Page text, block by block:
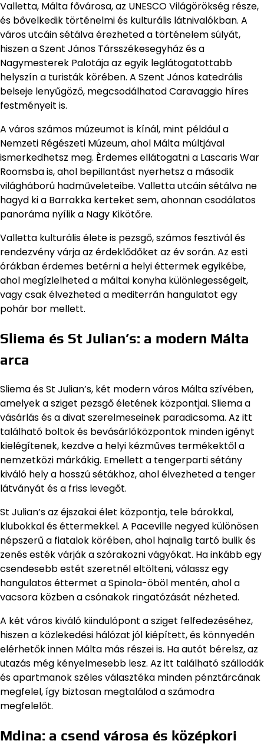
Valletta, Málta fővárosa, az UNESCO Világörökség része,
és bővelkedik történelmi és kulturális látnivalókban. A
város utcáin sétálva érezheted a történelem súlyát,
hiszen a Szent János Társszékesegyház és a
Nagymesterek Palotája az egyik leglátogatottabb
helyszín a turisták körében. A Szent János katedrális
belseje lenyűgöző, megcsodálhatod Caravaggio híres
festményeit is.
A város számos múzeumot is kínál, mint például a
Nemzeti Régészeti Múzeum, ahol Málta múltjával
ismerkedhetsz meg. Èrdemes ellátogatni a Lascaris War
Roomsba is, ahol bepillantást nyerhetsz a második
világháború hadműveleteibe. Valletta utcáin sétálva ne
hagyd ki a Barrakka kerteket sem, ahonnan csodálatos
panoráma nyílik a Nagy Kikötőre.
Valletta kulturális élete is pezsgő, számos fesztivál és
rendezvény várja az érdeklődőket az év során. Az esti
órákban érdemes betérni a helyi éttermek egyikébe,
ahol megízlelheted a máltai konyha különlegességeit,
vagy csak élvezheted a mediterrán hangulatot egy
pohár bor mellett.
Sliema és St Julian’s: a modern Málta
arca
Sliema és St Julian’s, két modern város Málta szívében,
amelyek a sziget pezsgő életének központjai. Sliema a
vásárlás és a divat szerelmeseinek paradicsoma. Az itt
található boltok és bevásárlóközpontok minden igényt
kielégítenek, kezdve a helyi kézműves termékektől a
nemzetközi márkákig. Emellett a tengerparti sétány
kiváló hely a hosszú sétákhoz, ahol élvezheted a tenger
látványát és a friss levegőt.
St Julian’s az éjszakai élet központja, tele bárokkal,
klubokkal és éttermekkel. A Paceville negyed különösen
népszerű a fiatalok körében, ahol hajnalig tartó bulik és
zenés esték várják a szórakozni vágyókat. Ha inkább egy
csendesebb estét szeretnél eltölteni, válassz egy
hangulatos éttermet a Spinola-öböl mentén, ahol a
vacsora közben a csónakok ringatózását nézheted.
A két város kiváló kiindulópont a sziget felfedezéséhez,
hiszen a közlekedési hálózat jól kiépített, és könnyedén
elérhetők innen Málta más részei is. Ha autót bérelsz, az
utazás még kényelmesebb lesz. Az itt található szállodák
és apartmanok széles választéka minden pénztárcának
megfelel, így biztosan megtalálod a számodra
megfelelőt.
Mdina: a csend városa és középkori